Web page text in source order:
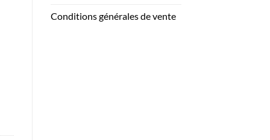
Conditions générales de vente